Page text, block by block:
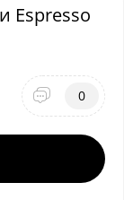
Espresso
0